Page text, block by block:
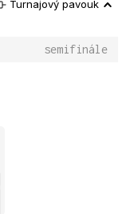
Turnajový pavouk
semifinále